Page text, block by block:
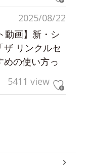
2025/08/22
動画】新・シ
ザ リンクルセ
めの使い方っ
5411 view